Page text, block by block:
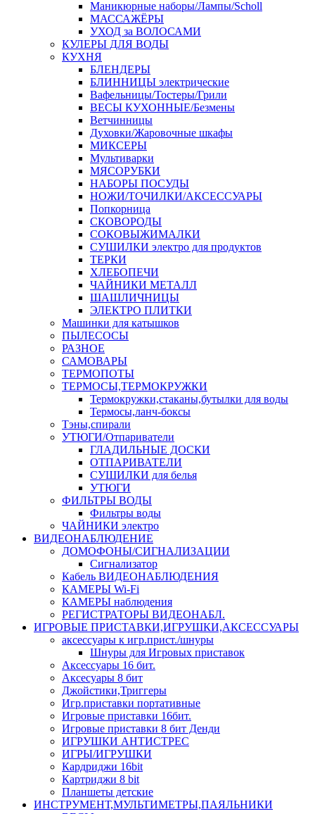
Маникюрные наборы/Лампы/Scholl
МАССАЖЁРЫ
УХОД за ВОЛОСАМИ
КУЛЕРЫ ДЛЯ ВОДЫ
КУХНЯ
БЛЕНДЕРЫ
БЛИННИЦЫ электрические
Вафельницы/Тостеры/Грили
ВЕСЫ КУХОННЫЕ/Безмены
Ветчинницы
Духовки/Жаровочные шкафы
МИКСЕРЫ
Мультиварки
МЯСОРУБКИ
НАБОРЫ ПОСУДЫ
НОЖИ/ТОЧИЛКИ/АКСЕССУАРЫ
Попкорница
СКОВОРОДЫ
СОКОВЫЖИМАЛКИ
СУШИЛКИ электро для продуктов
ТЕРКИ
ХЛЕБОПЕЧИ
ЧАЙНИКИ МЕТАЛЛ
ШАШЛИЧНИЦЫ
ЭЛЕКТРО ПЛИТКИ
Машинки для катышков
ПЫЛЕСОСЫ
РАЗНОЕ
САМОВАРЫ
ТЕРМОПОТЫ
ТЕРМОСЫ,ТЕРМОКРУЖКИ
Термокружки,стаканы,бутылки для воды
Термосы,ланч-боксы
Тэны,спирали
УТЮГИ/Отпариватели
ГЛАДИЛЬНЫЕ ДОСКИ
ОТПАРИВАТЕЛИ
СУШИЛКИ для белья
УТЮГИ
ФИЛЬТРЫ ВОДЫ
Фильтры воды
ЧАЙНИКИ электро
ВИДЕОНАБЛЮДЕНИЕ
ДОМОФОНЫ/СИГНАЛИЗАЦИИ
Сигнализатор
Кабель ВИДЕОНАБЛЮДЕНИЯ
КАМЕРЫ Wi-Fi
КАМЕРЫ наблюдения
РЕГИСТРАТОРЫ ВИДЕОНАБЛ.
ИГРОВЫЕ ПРИСТАВКИ,ИГРУШКИ,АКСЕССУАРЫ
аксесcуары к игр.прист./шнуры
Шнуры для Игровых приставок
Аксессуары 16 бит.
Аксесуары 8 бит
Джойстики,Триггеры
Игр.приставки портативные
Игровые приставки 16бит.
Игровые приставки 8 бит Денди
ИГРУШКИ АНТИСТРЕС
ИГРЫ/ИГРУШКИ
Кардриджи 16bit
Картриджи 8 bit
Планшеты детские
ИНСТРУМЕНТ,МУЛЬТИМЕТРЫ,ПАЯЛЬНИКИ